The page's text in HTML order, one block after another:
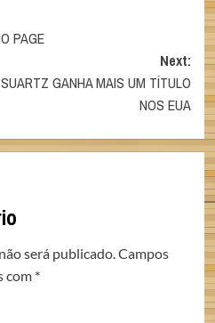
PAGE
Next:
GANHA MAIS UM TÍTULO
NOS EUA
será publicado.Campos
com *